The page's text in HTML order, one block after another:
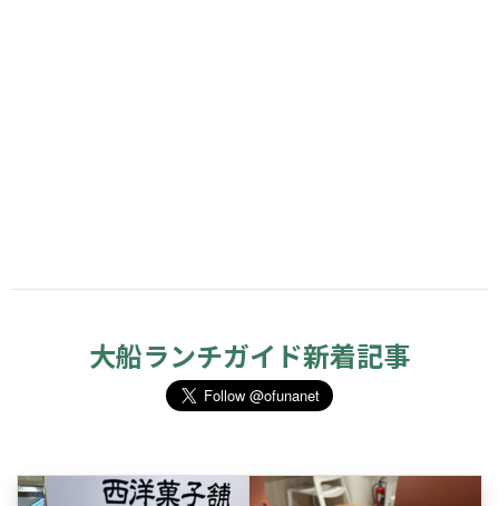
大船ランチガイド新着記事